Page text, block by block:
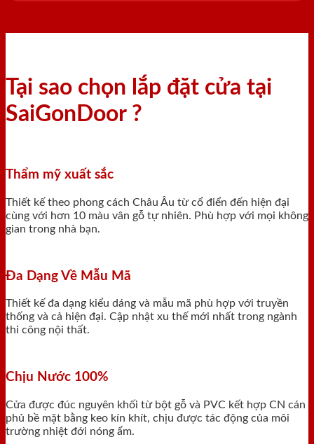
Tại sao chọn lắp đặt cửa tại
SaiGonDoor ?
Thẩm mỹ xuất sắc
Thiết kế theo phong cách Châu Âu từ cổ điển đến hiện đại
cùng với hơn 10 màu vân gỗ tự nhiên. Phù hợp với mọi không
gian trong nhà bạn.
Đa Dạng Về Mẫu Mã
Thiết kế đa dạng kiểu dáng và mẫu mã phù hợp với truyền
thống và cả hiện đại. Cập nhật xu thế mới nhất trong ngành
thi công nội thất.
Chịu Nước 100%
Cửa được đúc nguyên khối từ bột gỗ và PVC kết hợp CN cán
phủ bề mặt bằng keo kín khít, chịu được tác động của môi
trường nhiệt đới nóng ẩm.